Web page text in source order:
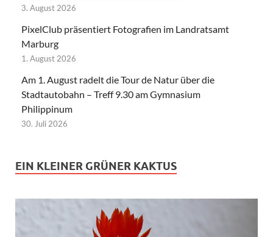
3. August 2026
PixelClub präsentiert Fotografien im Landratsamt
Marburg
1. August 2026
Am 1. August radelt die Tour de Natur über die
Stadtautobahn – Treff 9.30 am Gymnasium
Philippinum
30. Juli 2026
EIN KLEINER GRÜNER KAKTUS